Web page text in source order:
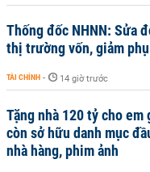
Thống đốc NHNN: Sửa
thị trường vốn, giảm
TÀI CHÍNH - 14 giờ trước
Tặng nhà 120 tỷ cho
còn sở hữu danh mục
nhà hàng, phim ảnh